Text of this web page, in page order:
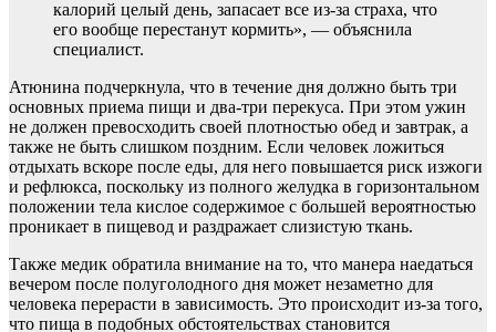
калорий целый день, запасает все из-за страха, что
его вообще перестанут кормить», — объяснила
специалист.
Атюнина подчеркнула, что в течение дня должно быть три
основных приема пищи и два-три перекуса. При этом ужин
не должен превосходить своей плотностью обед и завтрак, а
также не быть слишком поздним. Если человек ложиться
отдыхать вскоре после еды, для него повышается риск изжоги
и рефлюкса, поскольку из полного желудка в горизонтальном
положении тела кислое содержимое с большей вероятностью
проникает в пищевод и раздражает слизистую ткань.
Также медик обратила внимание на то, что манера наедаться
вечером после полуголодного дня может незаметно для
человека перерасти в зависимость. Это происходит из-за того,
что пища в подобных обстоятельствах становится